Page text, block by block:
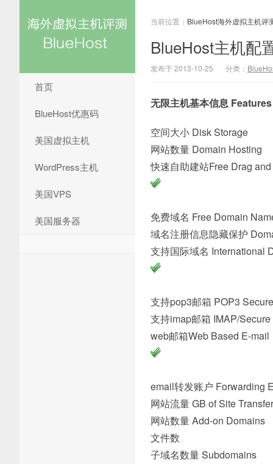
首页
BlueHost优惠码
美国虚拟主机
WordPress主机
美国VPS
美国服务器
当前位置： BlueHost海外虚拟主机评
BlueHost主机配
发布于 2013-10-25 分类：
无限主机基本信息
空间大小 Disk
网站数量 Domain
快速自助建站Free Drag
免费域名 Free
域名注册信息隐藏保护
支持国际域名
支持pop3邮箱 POP3
支持imap邮箱 IMAP/
web邮箱Web
email转发账户
网站流量 GB of
网站数量 Add-on
文件
子域名数量